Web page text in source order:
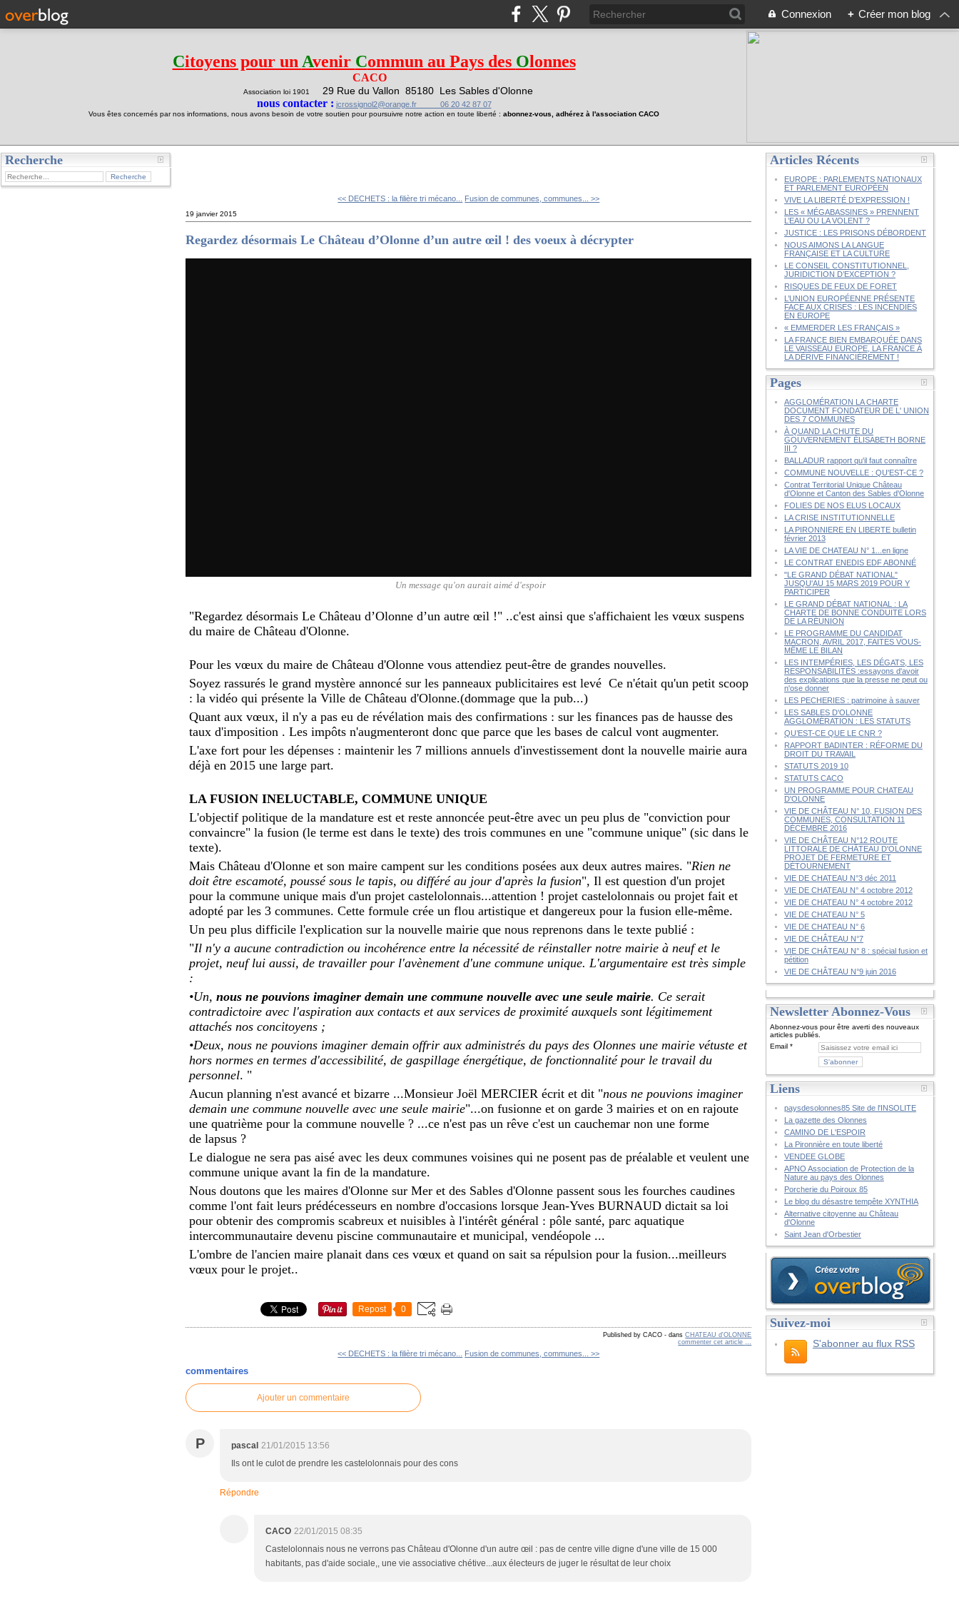
Connexion + Créer mon blog
Citoyens pour un Avenir Commun au Pays des Olonnes
CACO
Association loi 1901 29 Rue du Vallon 85180 Les Sables d'Olonne
nous contacter : jcrossignol2@orange.fr 06 20 42 87 07
Vous êtes concernés par nos informations, nous avons besoin de votre soutien pour poursuivre notre action en toute liberté : abonnez-vous, adhérez à l'association CACO
Recherche
<< DECHETS : la filière tri mécano... Fusion de communes, communes... >>
19 janvier 2015
Regardez désormais Le Château d’Olonne d’un autre œil ! des voeux à décrypter
Un message qu'on aurait aimé d'espoir
"Regardez désormais Le Château d’Olonne d’un autre œil !" ..c'est ainsi que s'affichaient les vœux suspens
du maire de Château d'Olonne.
Pour les vœux du maire de Château d'Olonne vous attendiez peut-être de grandes nouvelles.
Soyez rassurés le grand mystère annoncé sur les panneaux publicitaires est levé Ce n'était qu'un petit scoop
: la vidéo qui présente la Ville de Château d'Olonne.(dommage que la pub...)
Quant aux vœux, il n'y a pas eu de révélation mais des confirmations : sur les finances pas de hausse des
taux d'imposition . Les impôts n'augmenteront donc que parce que les bases de calcul vont augmenter.
L'axe fort pour les dépenses : maintenir les 7 millions annuels d'investissement dont la nouvelle mairie aura
déjà en 2015 une large part.
LA FUSION INELUCTABLE, COMMUNE UNIQUE
L'objectif politique de la mandature est et reste annoncée peut-être avec un peu plus de "conviction pour
convaincre" la fusion (le terme est dans le texte) des trois communes en une "commune unique" (sic dans le
texte).
Mais Château d'Olonne et son maire campent sur les conditions posées aux deux autres maires. "Rien ne
doit être escamoté, poussé sous le tapis, ou différé au jour d'après la fusion", Il est question d'un projet
pour la commune unique mais d'un projet castelolonnais...attention ! projet castelolonnais ou projet fait et
adopté par les 3 communes. Cette formule crée un flou artistique et dangereux pour la fusion elle-même.
Un peu plus difficile l'explication sur la nouvelle mairie que nous reprenons dans le texte publié :
"Il n'y a aucune contradiction ou incohérence entre la nécessité de réinstaller notre mairie à neuf et le
projet, neuf lui aussi, de travailler pour l'avènement d'une commune unique. L'argumentaire est très simple
:
•Un,nous ne pouvions imaginer demain une commune nouvelle avec une seule mairie. Ce serait
contradictoire avec l'aspiration aux contacts et aux services de proximité auxquels sont légitimement
attachés nos concitoyens ;
•Deux, nous ne pouvions imaginer demain offrir aux administrés du pays des Olonnes une mairie vétuste et
hors normes en termes d'accessibilité, de gaspillage énergétique, de fonctionnalité pour le travail du
personnel. "
Aucun planning n'est avancé et bizarre ...Monsieur Joël MERCIER écrit et dit "nous ne pouvions imaginer
demain une commune nouvelle avec une seule mairie"...on fusionne et on garde 3 mairies et on en rajoute
une quatrième pour la commune nouvelle ? ...ce n'est pas un rêve c'est un cauchemar non une forme
de lapsus ?
Le dialogue ne sera pas aisé avec les deux communes voisines qui ne posent pas de préalable et veulent une
commune unique avant la fin de la mandature.
Nous doutons que les maires d'Olonne sur Mer et des Sables d'Olonne passent sous les fourches caudines
comme l'ont fait leurs prédécesseurs en nombre d'occasions lorsque Jean-Yves BURNAUD dictait sa loi
pour obtenir des compromis scabreux et nuisibles à l'intérêt général : pôle santé, parc aquatique
intercommunautaire devenu piscine communautaire et municipal, vendéopole ...
L'ombre de l'ancien maire planait dans ces vœux et quand on sait sa répulsion pour la fusion...meilleurs
vœux pour le projet..
Repost 0
Published by CACO - dansCHATEAU d'OLONNE
commenter cet article
<< DECHETS : la filière tri mécano... Fusion de communes, communes... >>
commentaires
Ajouter un commentaire
P pascal 21/01/2015 13:56
Ils ont le culot de prendre les castelolonnais pour des cons
Répondre
CACO 22/01/2015 08:35
Castelolonnais nous ne verrons pas Château d'Olonne d'un autre œil : pas de centre ville digne d'une ville de 15 000
habitants, pas d'aide sociale,, une vie associative chétive...aux électeurs de juger le résultat de leur choix
Articles Récents
EUROPE : PARLEMENTS NATIONAUX
ET PARLEMENT EUROPÉEN
VIVE LA LIBERTÉ D’EXPRESSION !
LES « MÉGABASSINES » PRENNENT
L’EAU OU LA VOLENT ?
JUSTICE : LES PRISONS DÉBORDENT
NOUS AIMONS LA LANGUE
FRANÇAISE ET LA CULTURE
LE CONSEIL CONSTITUTIONNEL,
JURIDICTION D’EXCEPTION ?
RISQUES DE FEUX DE FORET
L’UNION EUROPÉENNE PRÉSENTE
FACE AUX CRISES : LES INCENDIES
EN EUROPE
« EMMERDER LES FRANÇAIS »
LA FRANCE BIEN EMBARQUÉE DANS
LE VAISSEAU EUROPE, LA FRANCE À
LA DÉRIVE FINANCIÈREMENT !
Pages
AGGLOMÉRATION LA CHARTE
DOCUMENT FONDATEUR DE L' UNION
DES 7 COMMUNES
À QUAND LA CHUTE DU
GOUVERNEMENT ÉLISABETH BORNE
III ?
BALLADUR rapport qu'il faut connaître
COMMUNE NOUVELLE : QU'EST-CE ?
Contrat Territorial Unique Château
d'Olonne et Canton des Sables d'Olonne
FOLIES DE NOS ELUS LOCAUX
LA CRISE INSTITUTIONNELLE
LA PIRONNIERE EN LIBERTE bulletin
février 2013
LA VIE DE CHATEAU N° 1...en ligne
LE CONTRAT ENEDIS EDF ABONNÉ
"LE GRAND DÉBAT NATIONAL"
JUSQU'AU 15 MARS 2019 POUR Y
PARTICIPER
LE GRAND DÉBAT NATIONAL : LA
CHARTE DE BONNE CONDUITE LORS
DE LA RÉUNION
LE PROGRAMME DU CANDIDAT
MACRON, AVRIL 2017, FAITES VOUS-
MÊME LE BILAN
LES INTEMPÉRIES, LES DÉGATS, LES
RESPONSABILITÉS :essayons d'avoir
des explications que la presse ne peut ou
n'ose donner
LES PECHERIES : patrimoine à sauver
LES SABLES D'OLONNE
AGGLOMÉRATION : LES STATUTS
QU’EST-CE QUE LE CNR ?
RAPPORT BADINTER : RÉFORME DU
DROIT DU TRAVAIL
STATUTS 2019 10
STATUTS CACO
UN PROGRAMME POUR CHATEAU
D'OLONNE
VIE DE CHÂTEAU N° 10, FUSION DES
COMMUNES, CONSULTATION 11
DÉCEMBRE 2016
VIE DE CHÂTEAU N°12 ROUTE
LITTORALE DE CHÂTEAU D'OLONNE
PROJET DE FERMETURE ET
DÉTOURNEMENT
VIE DE CHATEAU N°3 déc 2011
VIE DE CHATEAU N° 4 octobre 2012
VIE DE CHATEAU N° 4 octobre 2012
VIE DE CHATEAU N° 5
VIE DE CHATEAU N° 6
VIE DE CHÂTEAU N°7
VIE DE CHÂTEAU N° 8 : spécial fusion et
pétition
VIE DE CHÂTEAU N°9 juin 2016
Newsletter Abonnez-Vous
Abonnez-vous pour être averti des nouveaux
articles publiés.
Email
Liens
paysdesolonnes85 Site de l'INSOLITE
La gazette des Olonnes
CAMINO DE L'ESPOIR
La Pironnière en toute liberté
VENDEE GLOBE
APNO Association de Protection de la
Nature au pays des Olonnes
Porcherie du Poiroux 85
Le blog du désastre tempête XYNTHIA
Alternative citoyenne au Château
d'Olonne
Saint Jean d'Orbestier
Suivez-moi
S'abonner au flux RSS